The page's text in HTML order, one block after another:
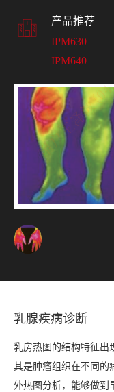
产品推荐
IPM630
IPM640
乳腺疾病诊断
乳房热图的结构特征出
其是肿瘤组织在不同的
外热图分析，能够做到